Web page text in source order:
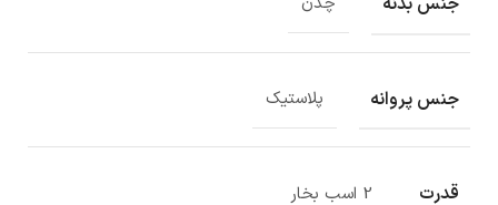
جنس پروانه پلاستیک
قدرت 2 اسب بخار